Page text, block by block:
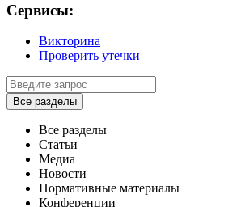
Сервисы:
Викторина
Проверить утечки
Все разделы
Все разделы
Статьи
Медиа
Новости
Нормативные материалы
Конференции